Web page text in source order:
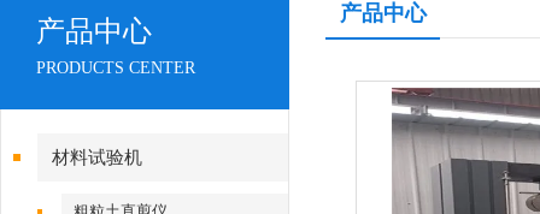
产品中心
PRODUCTS CENTER
材料试验机
产品中心